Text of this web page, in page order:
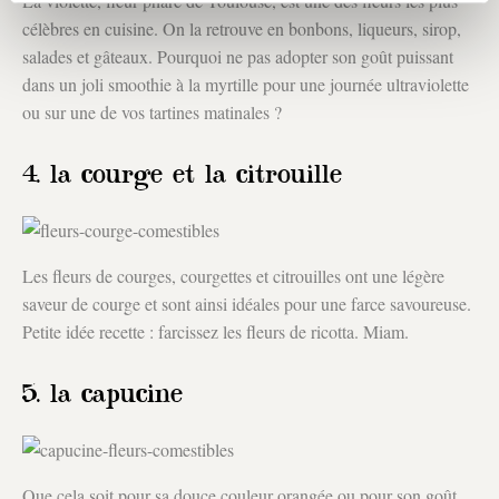
célèbres en cuisine. On la retrouve en bonbons, liqueurs, sirop,
salades et gâteaux. Pourquoi ne pas adopter son goût puissant
dans un joli smoothie à la myrtille pour une journée ultraviolette
ou sur une de vos tartines matinales ?
4. la courge et la citrouille
Les fleurs de courges, courgettes et citrouilles ont une légère
saveur de courge et sont ainsi idéales pour une farce savoureuse.
Petite idée recette : farcissez les fleurs de ricotta. Miam.
5. la capucine